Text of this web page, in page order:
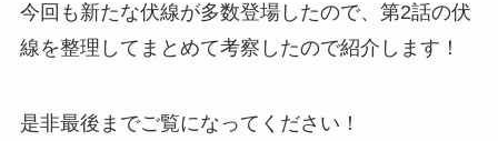
今回も新たな伏線が多数登場したので、第2話の伏
線を整理してまとめて考察したので紹介します！
是非最後までご覧になってください！